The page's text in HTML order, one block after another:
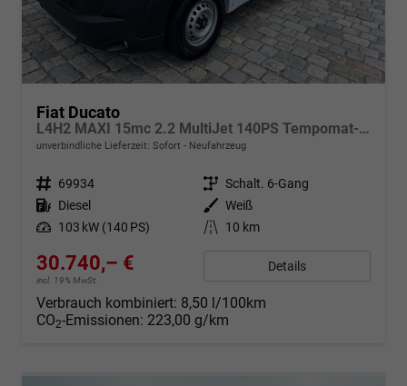
Fiat Ducato
L4H2 MAXI 15mc 2.2 MultiJet 140PS Tempomat-Klima-PDC-Rückfahrkamera-DAB-Sofort
unverbindliche Lieferzeit: Sofort Neufahrzeug
Fahrzeugnr. 69934 Getriebe Schalt. 6-Gang
Kraftstoff Diesel Außenfarbe Weiß
Leistung 103 kW (140 PS) Kilometerstand 10 km
30.740,– €
incl. 19% MwSt.
Details
Verbrauch kombiniert: 8,50 l/100km
CO2-Emissionen: 223,00 g/km